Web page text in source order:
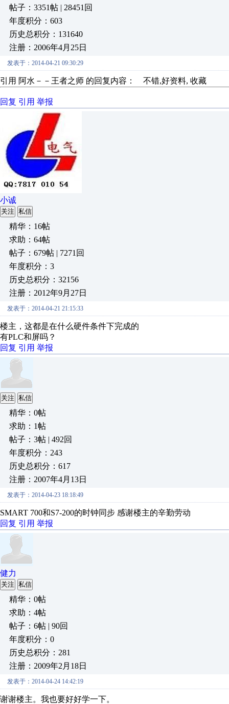
帖子：3351帖 | 28451回
年度积分：603
历史总积分：131640
注册：2006年4月25日
发表于：2014-04-21 09:30:29
引用 阿水－－王者之师 的回复内容： 不错,好资料, 收藏
回复 引用 举报
小诚
关注 私信
精华：16帖
求助：64帖
帖子：679帖 | 7271回
年度积分：3
历史总积分：32156
注册：2012年9月27日
发表于：2014-04-21 21:15:33
楼主，这都是在什么硬件条件下完成的
有PLC和屏吗？
回复 引用 举报
关注 私信
精华：0帖
求助：1帖
帖子：3帖 | 492回
年度积分：243
历史总积分：617
注册：2007年4月13日
发表于：2014-04-23 18:18:49
SMART 700和S7-200的时钟同步 感谢楼主的辛勤劳动
回复 引用 举报
健力
关注 私信
精华：0帖
求助：4帖
帖子：6帖 | 90回
年度积分：0
历史总积分：281
注册：2009年2月18日
发表于：2014-04-24 14:42:19
谢谢楼主。我也要好好学一下。